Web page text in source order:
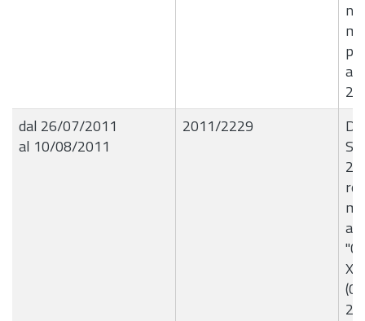
dal 26/07/2011
al 10/08/2011
2011/2229